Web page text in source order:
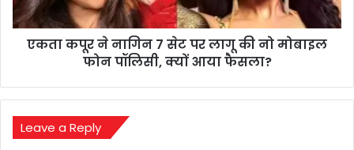
लागू
की
आया
फैसला?
एकता कपूर ने नागिन 7 सेट पर लागू की नो मोबाइल
फोन पॉलिसी, क्यों आया फैसला?
Leave a Reply